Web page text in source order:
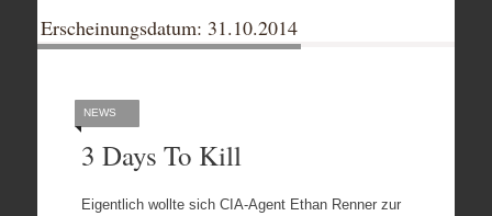
Erscheinungsdatum: 31.10.2014
NEWS
3 Days To Kill
Eigentlich wollte sich CIA-Agent Ethan Renner zur